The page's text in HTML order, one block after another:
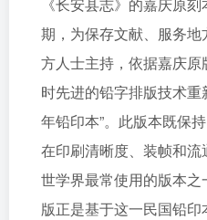
期，为保存文献、服务
方人士主持，依据嘉庆
时先进的铅字排版技术
年铅印本”。此版本既保
在印刷清晰度、装帧和
世学界最常使用的版本
版正是基于这一民国铅